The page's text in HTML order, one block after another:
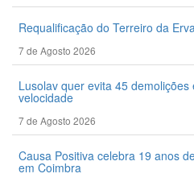
Requalificação do Terreiro da
7 de Agosto 2026
Lusolav quer evita 45
velocidade
7 de Agosto 2026
Causa Positiva celebra 19 anos
em Coimbra